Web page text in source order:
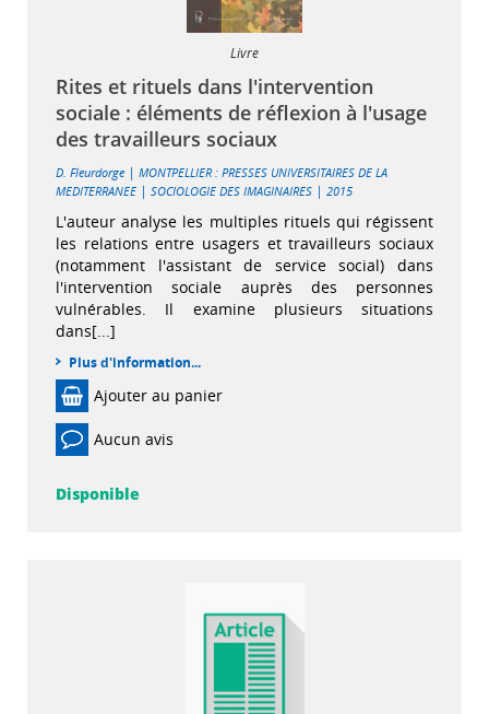
Livre
Rites et rituels dans l'intervention
sociale : éléments de réflexion à l'usage
des travailleurs sociaux
D. Fleurdorge | MONTPELLIER : PRESSES UNIVERSITAIRES DE LA
MEDITERRANEE | SOCIOLOGIE DES IMAGINAIRES | 2015
L'auteur analyse les multiples rituels qui régissent
les relations entre usagers et travailleurs sociaux
(notamment l'assistant de service social) dans
l'intervention sociale auprès des personnes
vulnérables. Il examine plusieurs situations
dans[...]
Plus d'information...
Ajouter au panier
Aucun avis
Disponible